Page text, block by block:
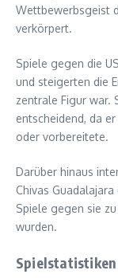
Wettbewerbsgeist
verkörpert.
Spiele gegen die
und steigerten die
zentrale Figur war.
entscheidend, da
oder vorbereitete.
Darüber hinaus
Chivas
Spiele gegen sie
wurden.